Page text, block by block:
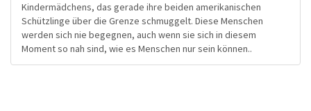
Kindermädchens, das gerade ihre beiden amerikanischen
Schützlinge über die Grenze schmuggelt. Diese Menschen
werden sich nie begegnen, auch wenn sie sich in diesem
Moment so nah sind, wie es Menschen nur sein können..